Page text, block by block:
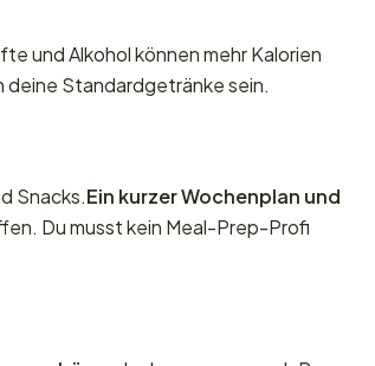
und Alkohol können mehr Kalorien
deine Standardgetränke sein.
Snacks.Ein kurzer Wochenplan und
Du musst kein Meal-Prep-Profi